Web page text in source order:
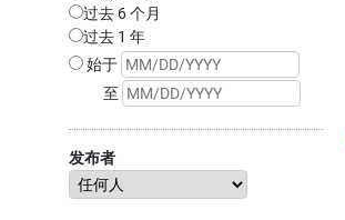
过去 6 个月
过去 1 年
始于
至
发布者